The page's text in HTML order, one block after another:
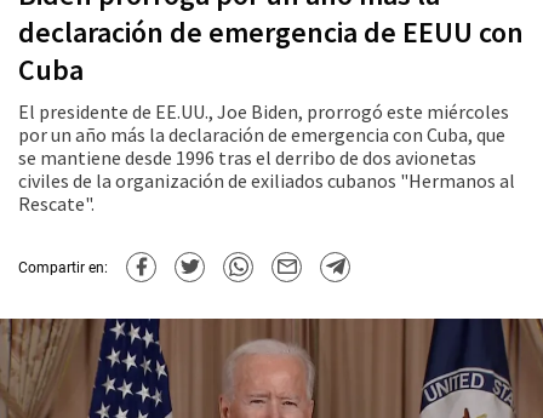
declaración de emergencia de EEUU con
Cuba
El presidente de EE.UU., Joe Biden, prorrogó este miércoles
por un año más la declaración de emergencia con Cuba, que
se mantiene desde 1996 tras el derribo de dos avionetas
civiles de la organización de exiliados cubanos "Hermanos al
Rescate".
Compartir en: